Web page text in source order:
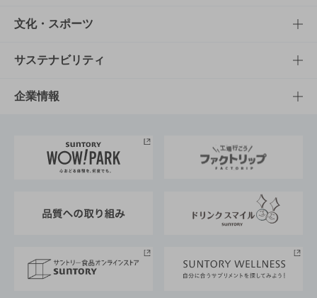
商品一覧
商品発売情報
栄養成分一覧
知る・楽しむTOP
キャンペーン
工場見学
地域情報
文化・スポーツ
文化・スポーツTOP
サントリーホール
サントリーサンバーズ大阪
サステナビリティ
サステナビリティTOP
サントリーが考えるサステナビリティ経営
企業情報
企業概要
採用情報